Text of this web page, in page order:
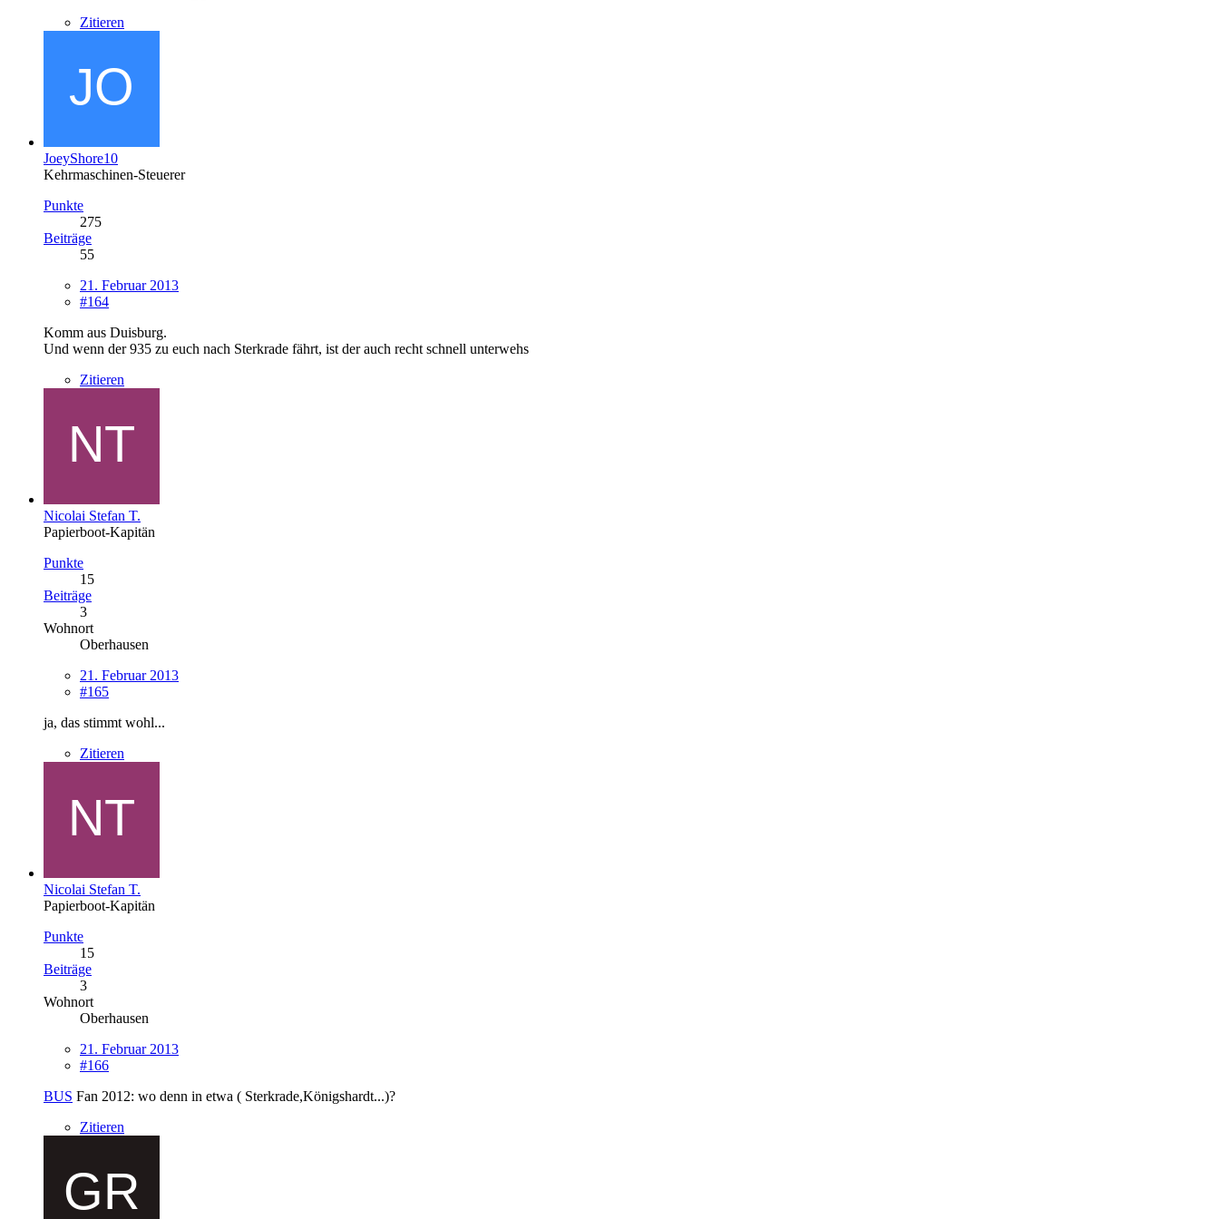
Zitieren
JoeyShore10
Kehrmaschinen-Steuerer
Punkte
275
Beiträge
55
21. Februar 2013
#164
Komm aus Duisburg.
Und wenn der 935 zu euch nach Sterkrade fährt, ist der auch recht schnell unterwehs
Zitieren
Nicolai Stefan T.
Papierboot-Kapitän
Punkte
15
Beiträge
3
Wohnort
Oberhausen
21. Februar 2013
#165
ja, das stimmt wohl...
Zitieren
Nicolai Stefan T.
Papierboot-Kapitän
Punkte
15
Beiträge
3
Wohnort
Oberhausen
21. Februar 2013
#166
BUS Fan 2012: wo denn in etwa ( Sterkrade,Königshardt...)?
Zitieren